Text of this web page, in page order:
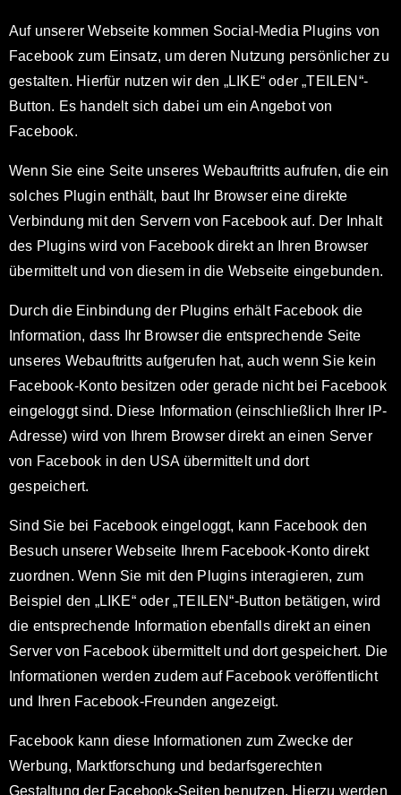
Auf unserer Webseite kommen Social-Media Plugins von
Facebook zum Einsatz, um deren Nutzung persönlicher zu
gestalten. Hierfür nutzen wir den „LIKE“ oder „TEILEN“-
Button. Es handelt sich dabei um ein Angebot von
Facebook.
Wenn Sie eine Seite unseres Webauftritts aufrufen, die ein
solches Plugin enthält, baut Ihr Browser eine direkte
Verbindung mit den Servern von Facebook auf. Der Inhalt
des Plugins wird von Facebook direkt an Ihren Browser
übermittelt und von diesem in die Webseite eingebunden.
Durch die Einbindung der Plugins erhält Facebook die
Information, dass Ihr Browser die entsprechende Seite
unseres Webauftritts aufgerufen hat, auch wenn Sie kein
Facebook-Konto besitzen oder gerade nicht bei Facebook
eingeloggt sind. Diese Information (einschließlich Ihrer IP-
Adresse) wird von Ihrem Browser direkt an einen Server
von Facebook in den USA übermittelt und dort
gespeichert.
Sind Sie bei Facebook eingeloggt, kann Facebook den
Besuch unserer Webseite Ihrem Facebook-Konto direkt
zuordnen. Wenn Sie mit den Plugins interagieren, zum
Beispiel den „LIKE“ oder „TEILEN“-Button betätigen, wird
die entsprechende Information ebenfalls direkt an einen
Server von Facebook übermittelt und dort gespeichert. Die
Informationen werden zudem auf Facebook veröffentlicht
und Ihren Facebook-Freunden angezeigt.
Facebook kann diese Informationen zum Zwecke der
Werbung, Marktforschung und bedarfsgerechten
Gestaltung der Facebook-Seiten benutzen. Hierzu werden